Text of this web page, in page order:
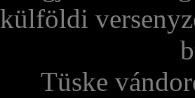
Tüske